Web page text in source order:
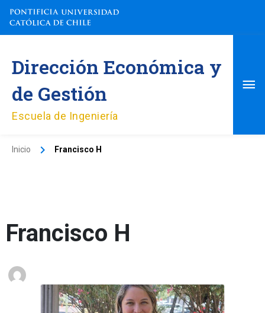
contenido
Dirección Económica y
de Gestión
Escuela de Ingeniería
Inicio Francisco H
Francisco H
Paulina
Huerta